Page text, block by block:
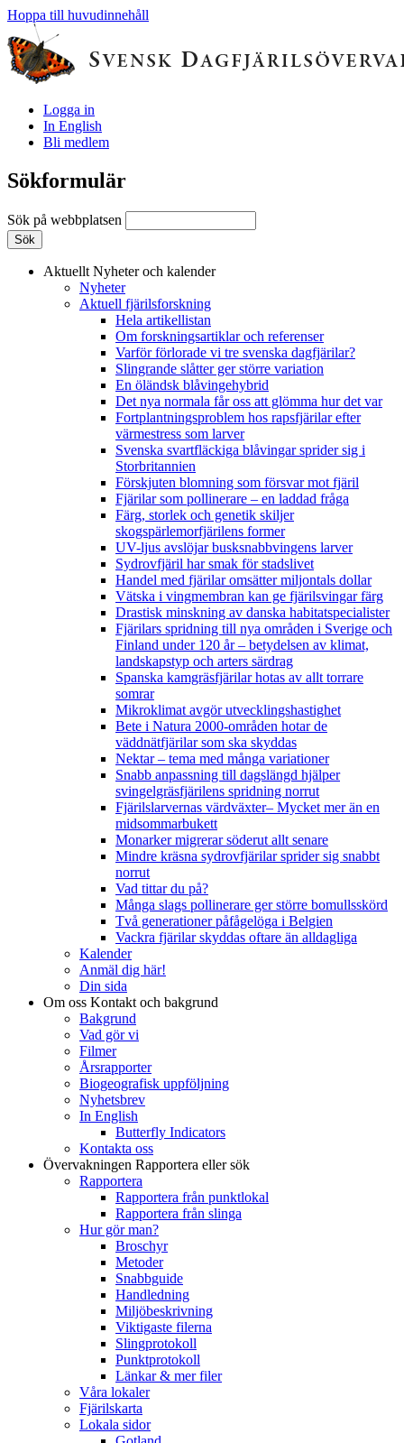
Hoppa till huvudinnehåll
Logga in
In English
Bli medlem
Sökformulär
Sök på webbplatsen
Aktuellt Nyheter och kalender
Nyheter
Aktuell fjärilsforskning
Hela artikellistan
Om forskningsartiklar och referenser
Varför förlorade vi tre svenska dagfjärilar?
Slingrande slåtter ger större variation
En öländsk blåvingehybrid
Det nya normala får oss att glömma hur det var
Fortplantningsproblem hos rapsfjärilar efter
värmestress som larver
Svenska svartfläckiga blåvingar sprider sig i
Storbritannien
Förskjuten blomning som försvar mot fjäril
Fjärilar som pollinerare – en laddad fråga
Färg, storlek och genetik skiljer
skogspärlemorfjärilens former
UV-ljus avslöjar busksnabbvingens larver
Sydrovfjäril har smak för stadslivet
Handel med fjärilar omsätter miljontals dollar
Vätska i vingmembran kan ge fjärilsvingar färg
Drastisk minskning av danska habitatspecialister
Fjärilars spridning till nya områden i Sverige och
Finland under 120 år– betydelsen av klimat,
landskapstyp och arters särdrag
Spanska kamgräsfjärilar hotas av allt torrare
somrar
Mikroklimat avgör utvecklingshastighet
Bete i Natura 2000-områden hotar de
väddnätfjärilar som ska skyddas
Nektar – tema med många variationer
Snabb anpassning till dagslängd hjälper
svingelgräsfjärilens spridning norrut
Fjärilslarvernas värdväxter– Mycket mer än en
midsommarbukett
Monarker migrerar söderut allt senare
Mindre kräsna sydrovfjärilar sprider sig snabbt
norrut
Vad tittar du på?
Många slags pollinerare ger större bomullsskörd
Två generationer påfågelöga i Belgien
Vackra fjärilar skyddas oftare än alldagliga
Kalender
Anmäl dig här!
Din sida
Om oss Kontakt och bakgrund
Bakgrund
Vad gör vi
Filmer
Årsrapporter
Biogeografisk uppföljning
Nyhetsbrev
In English
Butterfly Indicators
Kontakta oss
Övervakningen Rapportera eller sök
Rapportera
Rapportera från punktlokal
Rapportera från slinga
Hur gör man?
Broschyr
Metoder
Snabbguide
Handledning
Miljöbeskrivning
Viktigaste filerna
Slingprotokoll
Punktprotokoll
Länkar & mer filer
Våra lokaler
Fjärilskarta
Lokala sidor